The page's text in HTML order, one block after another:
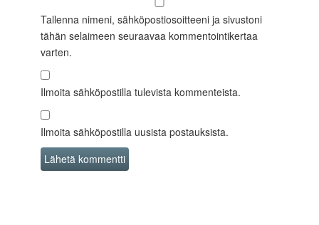
Tallenna nimeni, sähköpostiosoitteeni ja sivustoni
tähän selaimeen seuraavaa kommentointikertaa
varten.
Ilmoita sähköpostilla tulevista kommenteista.
Ilmoita sähköpostilla uusista postauksista.